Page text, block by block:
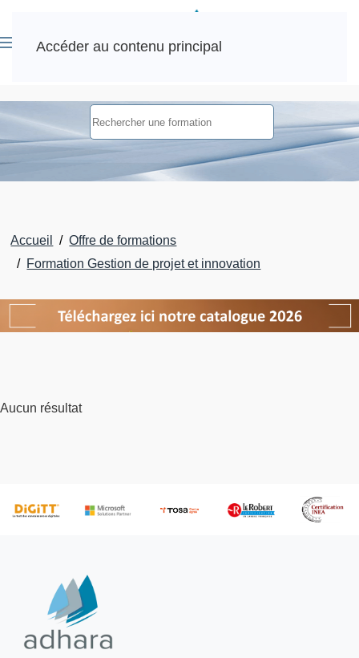
Accéder au contenu principal
Accueil
Offre de formations
Formation Gestion de projet et innovation
Aucun résultat